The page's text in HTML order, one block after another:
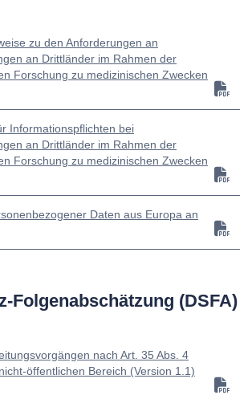
zu den Anforderungen an
an Drittländer im Rahmen der
Forschung zu medizinischen Zwecken
Informationspflichten bei
an Drittländer im Rahmen der
Forschung zu medizinischen Zwecken
Daten aus Europa an
Folgenabschätzung (DSFA)
nach Art. 35 Abs. 4
öffentlichen Bereich (Version 1.1)